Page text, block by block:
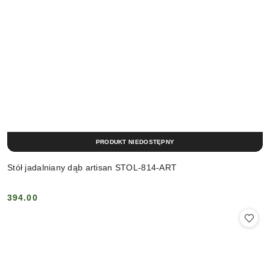
Stół jadalniany dąb artisan STOL-814-ART
Cena:
394.00
PRODUKT NIEDOSTĘPNY